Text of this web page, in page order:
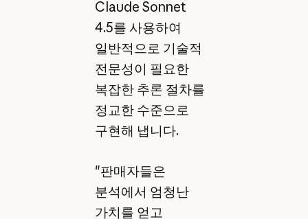
Claude Sonnet
4.5를 사용하여
일반적으로 기술적
전문성이 필요한
복잡한 추론 절차를
정교한 수준으로
구현해 냅니다.
"판매자들은
분석에서 엄청난
가치를 얻고